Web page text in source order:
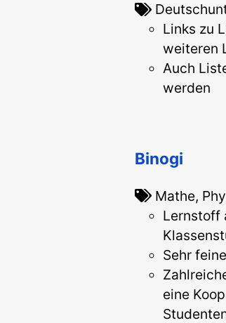
Links zu
weiteren
Auch
werden
Binogi
Mathe,
Lernstoff
Sehr
eine